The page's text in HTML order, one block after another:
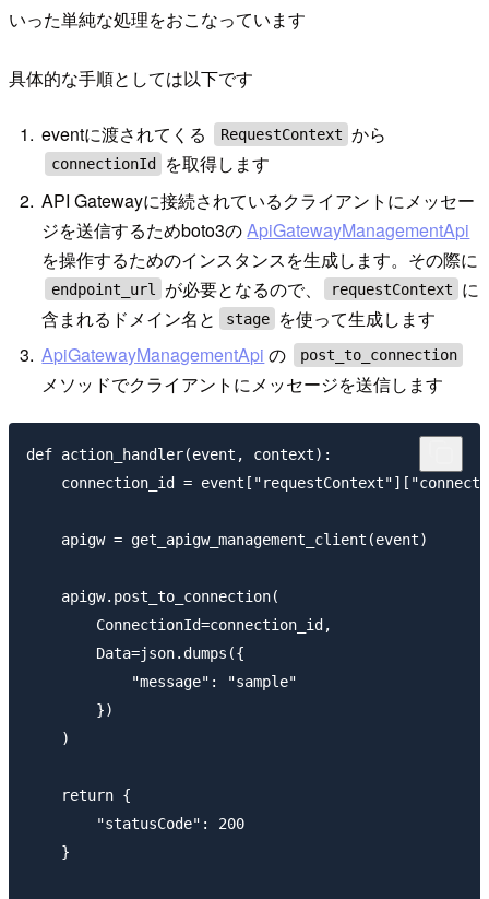
いった単純な処理をおこなっています
具体的な手順としては以下です
eventに渡されてくる RequestContext から
connectionId
を取得します
API Gatewayに接続されているクライアントにメッセー
ジを送信するためboto3のApiGatewayManagementApi
を操作するためのインスタンスを生成します。その際に
endpoint_url が必要となるので、 requestContext
に
含まれるドメイン名と
stage
を使って生成します
ApiGatewayManagementApi の post_to_connection
メソッドでクライアントにメッセージを送信します
def action_handler(event, context):
connection_id =
    apigw = get_apigw_management_client(event)
    apigw.post_to_connection(
        ConnectionId=connection_id,
        Data=json.dumps({
            "message": "sample"
        })
    )
    return {
        "statusCode": 200
    }